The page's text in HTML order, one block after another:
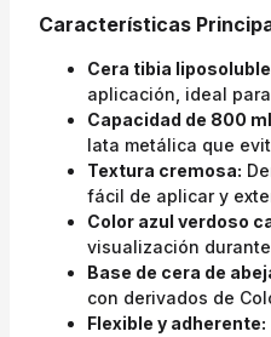
Características
Cera tibia
aplicación, ideal
Capacidad de 800
lata metálica que
Textura cremosa:
fácil de aplicar y
Color azul verdoso
visualización
Base de cera de
con derivados de
Flexible y adherente: